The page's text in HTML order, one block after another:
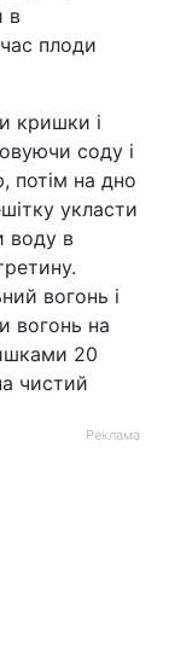
в
плоди
кришки і
соду і
потім на дно
укласти
воду в
вогонь і
вогонь на
20
чистий
Реклама